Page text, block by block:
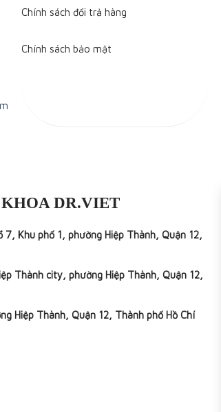
Chính sách đổi trả hàng
Chính sách bảo mật
DR.VIET
Khu phố 1, phường Hiệp Thành, Quận 12,
Thành city, phường Hiệp Thành, Quận 12,
Hiệp Thành, Quận 12, Thành phố Hồ Chí